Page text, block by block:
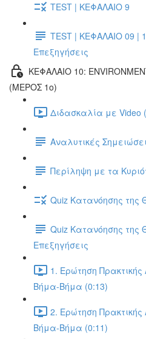
TEST | ΚΕΦΑΛΑΙΟ 9
TEST | ΚΕΦΑΛΑΙΟ 09 |
Επεξηγήσεις
ΚΕΦΑΛΑΙΟ 10:
(ΜΕΡΟΣ 1ο)
Διδασκαλία με Video
Αναλυτικές
Περίληψη με τα
Quiz Κατανόησης της
Quiz Κατανόησης της
Επεξηγήσεις
1. Ερώτηση
Βήμα-Βήμα (0:13)
2. Ερώτηση
Βήμα-Βήμα (0:11)